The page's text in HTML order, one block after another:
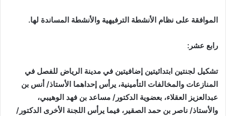
الموافقة على نظام الأنشطة الترفيهية والأنشطة المساندة لها.
رابع عشر:
تشكيل لجنتين ابتدائيتين إضافيتين في مدينة الرياض للفصل في
المنازعات والمخالفات التأمينية، يرأس إحداهما الأستاذ/ أنس بن
عبدالعزيز العقلاء، بعضوية الدكتور/ مساعد بن فهد الوهيبي،
والأستاذ/ ناصر بن حمد الصقير، فيما يرأس اللجنة الأخرى الدكتور/